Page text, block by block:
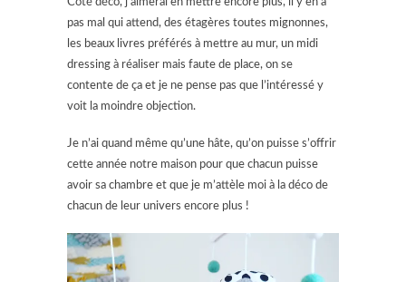
Côté déco, j’aimerai en mettre encore plus, il y en a
pas mal qui attend, des étagères toutes mignonnes,
les beaux livres préférés à mettre au mur, un midi
dressing à réaliser mais faute de place, on se
contente de ça et je ne pense pas que l’intéressé y
voit la moindre objection.
Je n’ai quand même qu’une hâte, qu’on puisse s’offrir
cette année notre maison pour que chacun puisse
avoir sa chambre et que je m’attèle moi à la déco de
chacun de leur univers encore plus !